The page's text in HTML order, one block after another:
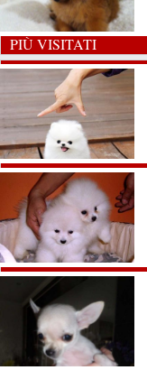
PIÙ VISITATI